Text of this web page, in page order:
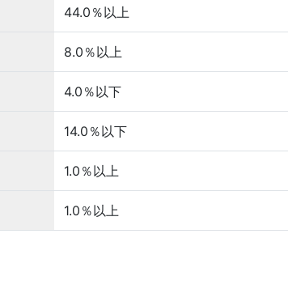
44.0％以上
8.0％以上
4.0％以下
14.0％以下
1.0％以上
1.0％以上